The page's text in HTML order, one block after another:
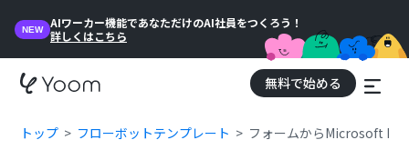
NEW
AIワーカー機能であなただけのAI社員をつくろう！
詳しくはこちら
無料で始める
トップ フローボットテンプレート フォームからMicrosoft